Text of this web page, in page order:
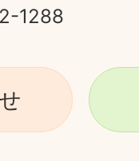
1288